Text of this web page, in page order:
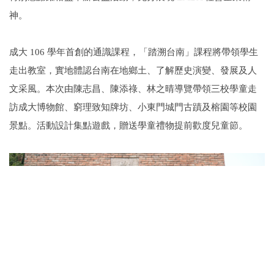
神。
成大 106 學年首創的通識課程，「踏溯台南」課程將帶領學生
走出教室，實地體認台南在地鄉土、了解歷史演變、發展及人
文采風。本次由陳志昌、陳添祿、林之晴導覽帶領三校學童走
訪成大博物館、窮理致知牌坊、小東門城門古蹟及榕園等校園
景點。活動設計集點遊戲，贈送學童禮物提前歡度兒童節。